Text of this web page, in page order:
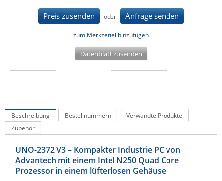
LigoWave
Milesight
Panorama Antennas
Poynting
Raritan
Riello UPS
Server Technology
Preis zusenden oder Anfrage senden
zum Merkzettel hinzufügen
Datenblatt zusenden
Beschreibung Bestellnummern
Verwandte Produkte
Zubehör
UNO-2372 V3 – Kompakter Industrie PC von
Advantech mit einem Intel N250 Quad Core
Prozessor in einem lüfterlosen Gehäuse